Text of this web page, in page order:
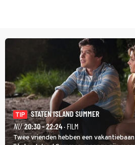
TIP
STATEN ISLAND SUMMER
NU 20:30 - 22:24· FILM
Twee vrienden hebben een